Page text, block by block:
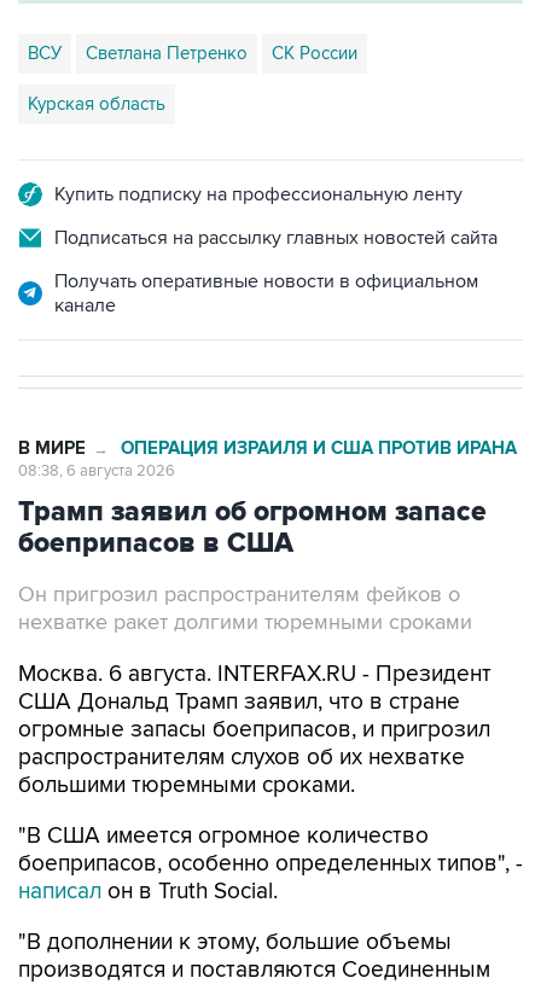
ВСУ Светлана Петренко СК России
Курская область
Купить подписку на профессиональную ленту
Подписаться на рассылку главных новостей сайта
Получать оперативные новости в официальном
канале
В МИРЕ → ОПЕРАЦИЯ ИЗРАИЛЯ И США ПРОТИВ ИРАНА
08:38, 6 августа 2026
Трамп заявил об огромном запасе
боеприпасов в США
Он пригрозил распространителям фейков о
нехватке ракет долгими тюремными сроками
Москва. 6 августа. INTERFAX.RU - Президент
США Дональд Трамп заявил, что в стране
огромные запасы боеприпасов, и пригрозил
распространителям слухов об их нехватке
большими тюремными сроками.
"В США имеется огромное количество
боеприпасов, особенно определенных типов", -
написал он в Truth Social.
"В дополнении к этому, большие объемы
производятся и поставляются Соединенным